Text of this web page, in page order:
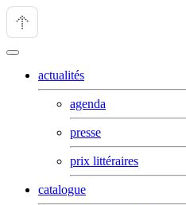
actualités
agenda
presse
prix littéraires
catalogue